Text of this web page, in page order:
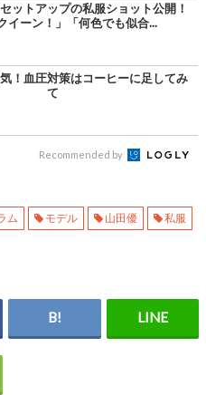
ットアップの私服ショット公開！
イーン！」「何色でも似合...
！血圧対策はコーヒーに足してみ
て
Recommended by
ム モデル 山田優 私服